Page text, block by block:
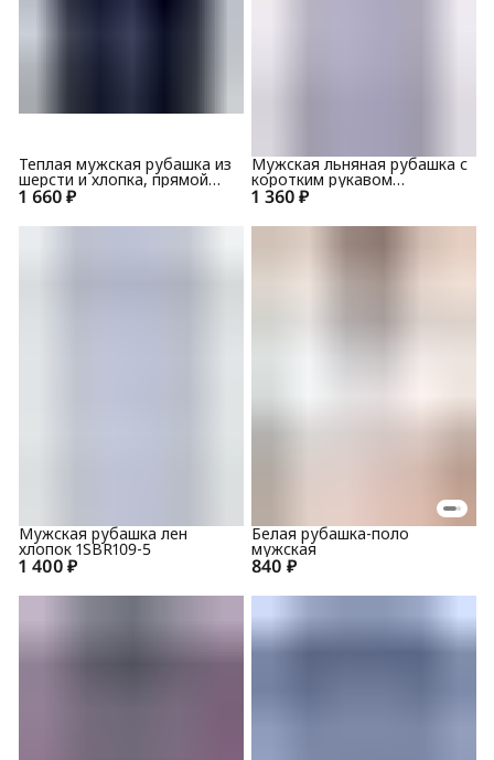
1 660 ₽
Теплая мужская рубашка из
шерсти и хлопка, прямой
крой 1LST072-3 1 360 ₽
Мужская льняная рубашка с
коротким рукавом
1SBR033+2
1 400 ₽
Мужская рубашка лен
хлопок 1SBR109-5
840 ₽
Белая рубашка-поло
мужская